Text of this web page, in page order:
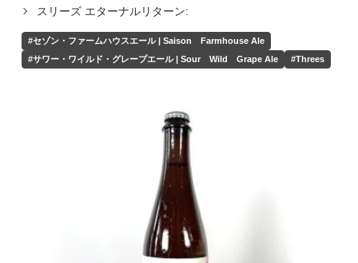
スリーズ エターナルリターン:
#セゾン・ファームハウスエール | Saison Farmhouse Ale
#サワー・ワイルド・グレープエール | Sour Wild Grape Ale
#Threes